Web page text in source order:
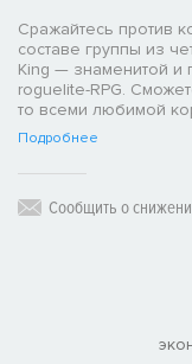
Сражайтесь против
составе группы из
King — знаменитой и
roguelite-RPG.
то всеми любимой
Подробнее
Сообщить о